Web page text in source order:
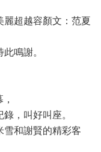
麗超越容顏文：范夏
鳴謝。
，叫好叫座。
雪和謝賢的精彩客